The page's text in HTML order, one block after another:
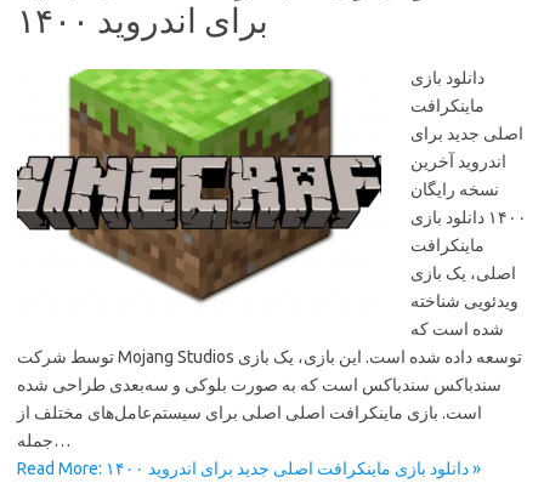
برای اندروید ۱۴۰۰
دانلود بازی
ماینکرافت
اصلی جدید برای
اندروید آخرین
نسخه رایگان
۱۴۰۰ دانلود بازی
ماینکرافت
اصلی، یک بازی
ویدئویی شناخته
شده است که
توسط شرکت Mojang Studios توسعه داده شده است. این بازی، یک بازی
سندباکس سندباکس است که به صورت بلوکی و سه‌بعدی طراحی شده
است. بازی ماینکرافت اصلی اصلی برای سیستم‌عامل‌های مختلف از
جمله…
Read More: دانلود بازی ماینکرافت اصلی جدید برای اندروید ۱۴۰۰ »